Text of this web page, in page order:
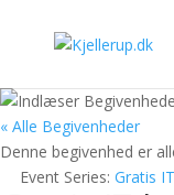
« Alle Begivenheder
Denne begivenhed er
Event Series: Gratis